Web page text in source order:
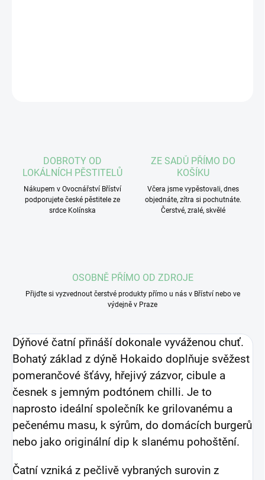
DOBROTY OD
LOKÁLNÍCH PĚSTITELŮ
Nákupem v Ovocnářství Bříství
podporujete české pěstitele ze
srdce Kolínska
ZE SADŮ PŘÍMO DO
KOŠÍKU
Včera jsme vypěstovali, dnes
objednáte, zítra si pochutnáte.
Čerstvé, zralé, skvělé
OSOBNĚ PŘÍMO OD ZDROJE
Přijďte si vyzvednout čerstvé produkty přímo u nás v Bříství nebo ve
výdejně v Praze
Dýňové čatní přináší dokonale vyváženou chuť.
Bohatý základ z dýně Hokaido doplňuje svěžest
pomerančové šťávy, hřejivý zázvor, cibule a
česnek s jemným podtónem chilli. Je to
naprosto ideální společník ke grilovanému a
pečenému masu, k sýrům, do domácích burgerů
nebo jako originální dip k slanému pohoštění.
Čatní vzniká z pečlivě vybraných surovin z